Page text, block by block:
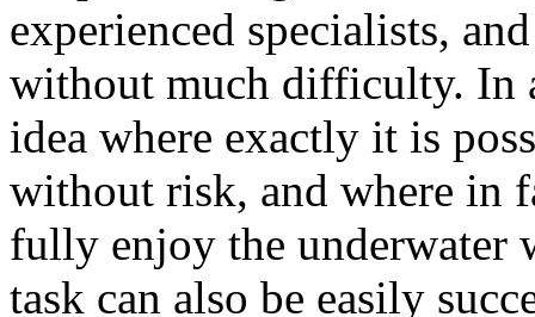
experienced specialists,
without much difficulty. In
idea where exactly it is
without risk, and where in
fully enjoy the underwater
task can also be easily